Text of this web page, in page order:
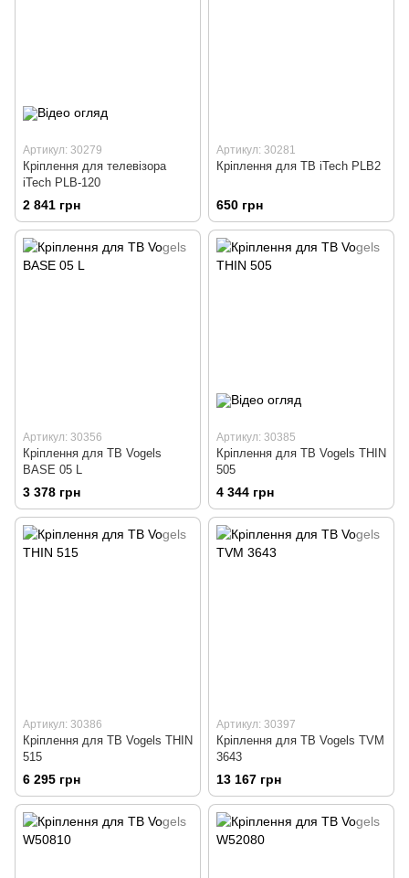
Артикул: 30279
Кріплення для телевізора
iTech PLB-120
2 841 грн
Артикул: 30281
Кріплення для ТВ iTech PLB2
650 грн
Артикул: 30356
Кріплення для ТВ Vogels
BASE 05 L
3 378 грн
Артикул: 30385
Кріплення для ТВ Vogels THIN
505
4 344 грн
Артикул: 30386
Кріплення для ТВ Vogels THIN
515
6 295 грн
Артикул: 30397
Кріплення для ТВ Vogels TVM
3643
13 167 грн